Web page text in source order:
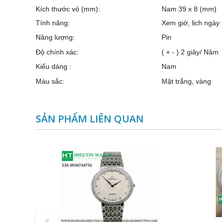
Kích thước vỏ (mm):
Nam 39 x 8 (mm)
Tính năng:
Xem giờ, lịch ngày
Năng lượng:
Pin
Độ chính xác:
( + - ) 2 giây/ Năm
Kiểu dáng :
Nam
Màu sắc:
Mặt trắng, vàng
SẢN PHẨM LIÊN QUAN